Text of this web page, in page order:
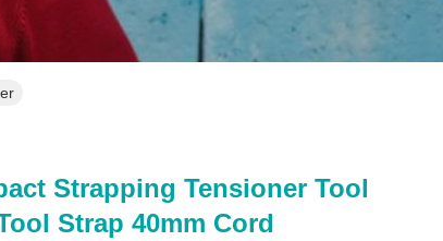
Strapping Tensioner Tool
Strap 40mm Cord